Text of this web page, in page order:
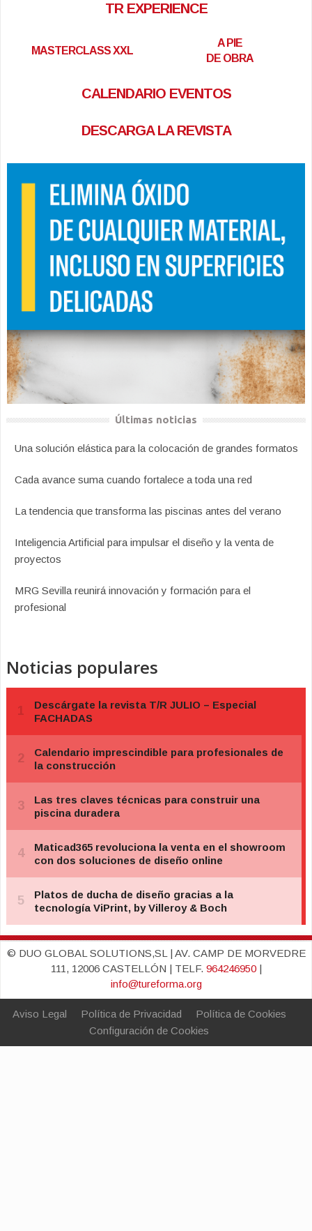
TR EXPERIENCE
MASTERCLASS XXL
A PIE
DE OBRA
CALENDARIO EVENTOS
DESCARGA LA REVISTA
Últimas noticias
Una solución elástica para la colocación de grandes formatos
Cada avance suma cuando fortalece a toda una red
La tendencia que transforma las piscinas antes del verano
Inteligencia Artificial para impulsar el diseño y la venta de
proyectos
MRG Sevilla reunirá innovación y formación para el
profesional
Noticias populares
© DUO GLOBAL SOLUTIONS,SL | AV. CAMP DE MORVEDRE
111, 12006 CASTELLÓN | TELF. 964246950|
info@tureforma.org
Aviso Legal Política de Privacidad
Política de Cookies
Configuración de Cookies